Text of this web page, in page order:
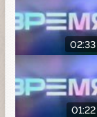
02:33
01:22